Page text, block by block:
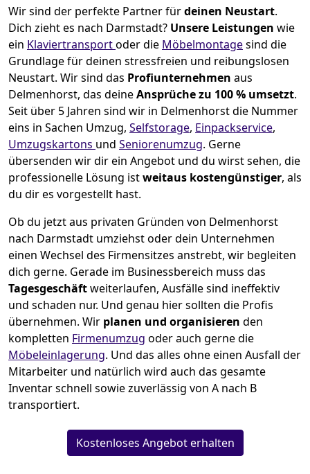
Wir sind der perfekte Partner fürdeinen Neustart.
Dich zieht es nach Darmstadt? Unsere Leistungen wie
ein Klaviertransportoder die Möbelmontagesind die
Grundlage für deinen stressfreien und reibungslosen
Neustart. Wir sind das Profiunternehmen aus
Delmenhorst, das deineAnsprüche zu 100 % umsetzt.
Seit über 5 Jahren sind wir in Delmenhorst die Nummer
eins in Sachen Umzug, Selfstorage, Einpackservice,
Umzugskartons und Seniorenumzug. Gerne
übersenden wir dir ein Angebot und du wirst sehen, die
professionelle Lösung istweitaus kostengünstiger, als
du dir es vorgestellt hast.
Ob du jetzt aus privaten Gründen von Delmenhorst
nach Darmstadt umziehst oder dein Unternehmen
einen Wechsel des Firmensitzes anstrebt, wir begleiten
dich gerne. Gerade im Businessbereich muss das
Tagesgeschäftweiterlaufen, Ausfälle sind ineffektiv
und schaden nur. Und genau hier sollten die Profis
übernehmen. Wir planen und organisieren den
kompletten Firmenumzug oder auch gerne die
Möbeleinlagerung. Und das alles ohne einen Ausfall der
Mitarbeiter und natürlich wird auch das gesamte
Inventar schnell sowie zuverlässig von A nach B
transportiert.
Kostenloses Angebot erhalten